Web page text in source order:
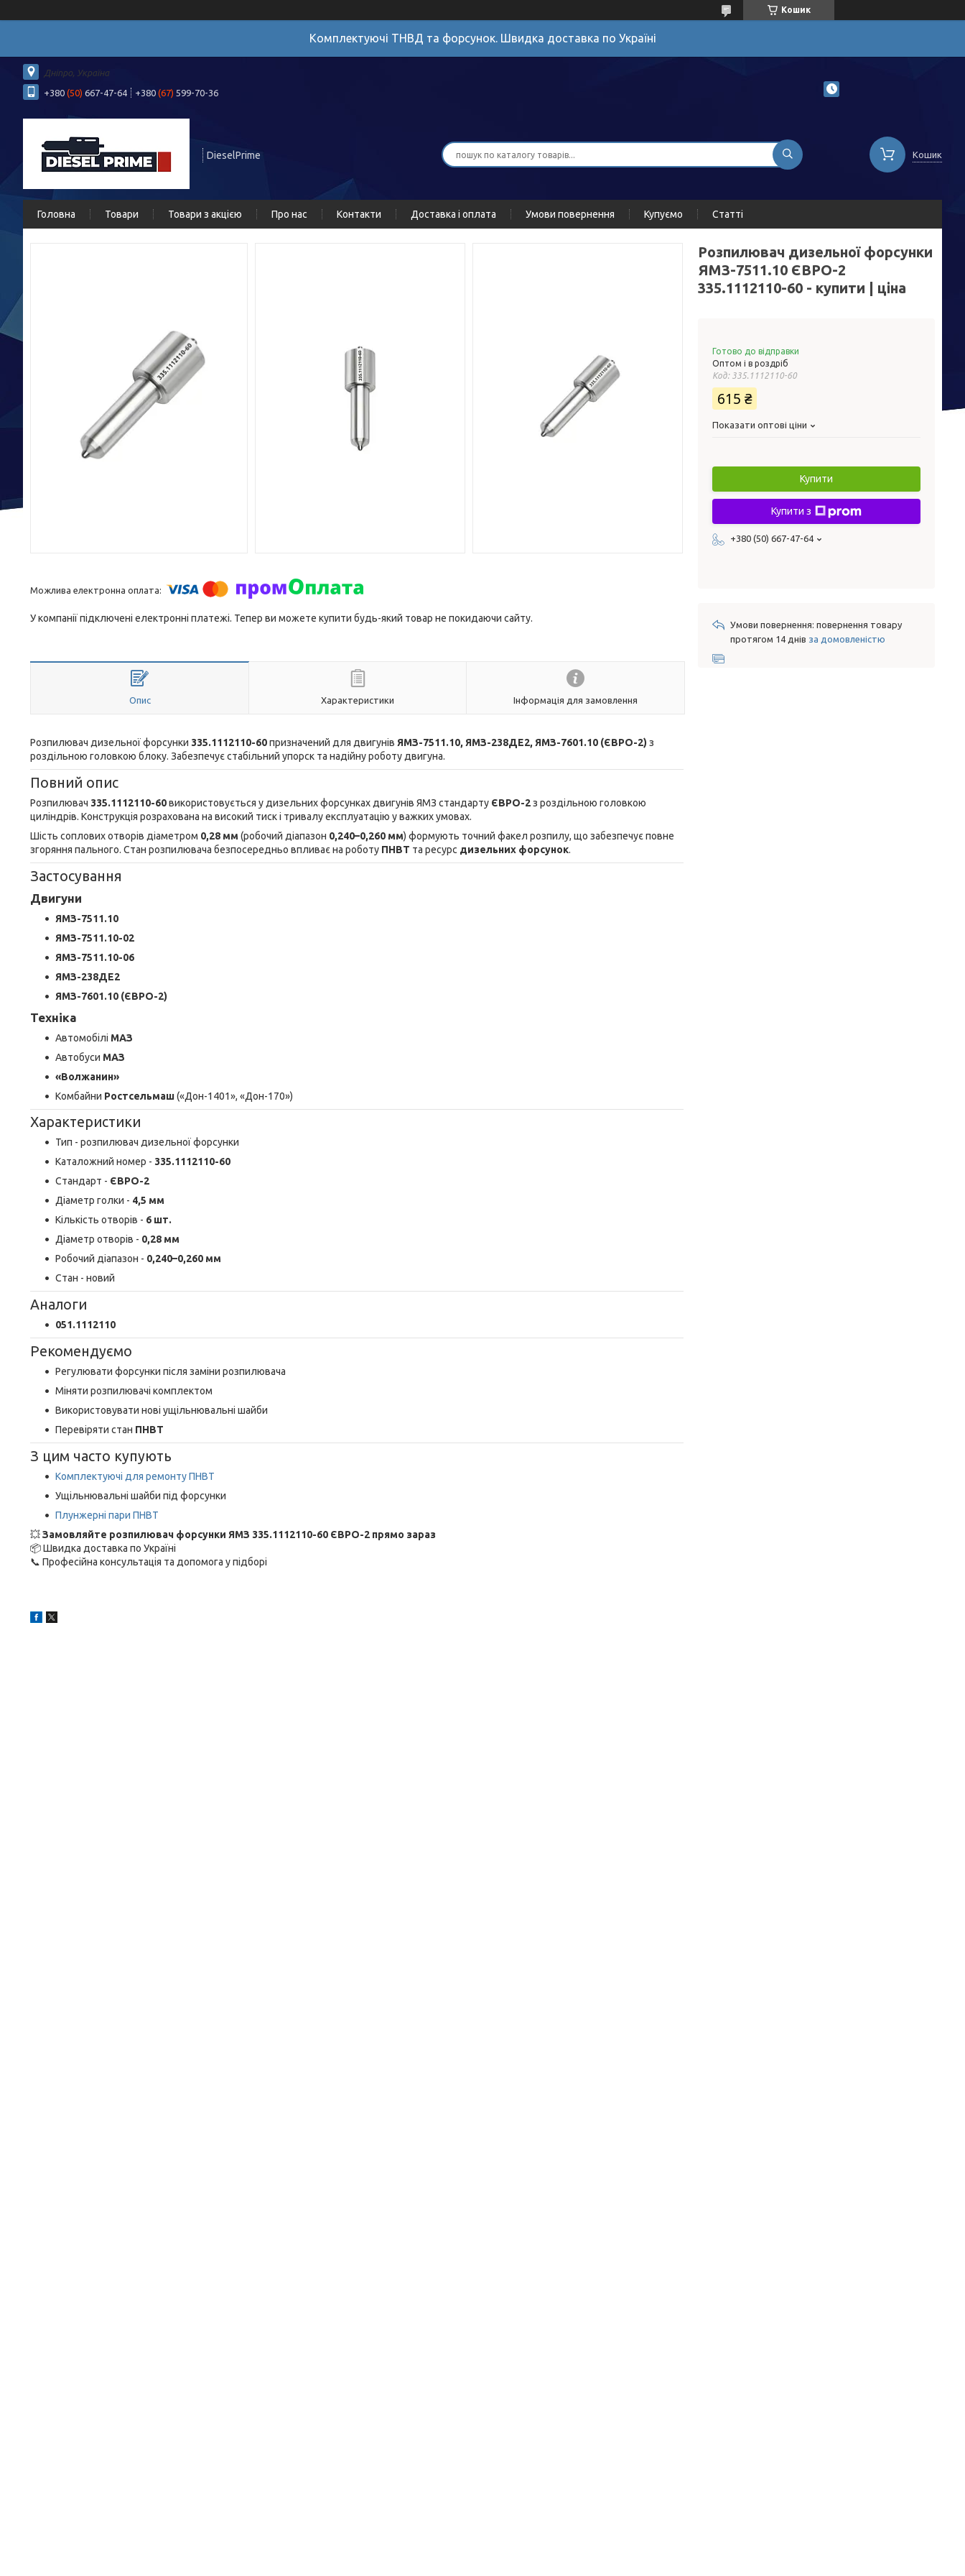
Кошик
Комплектуючі ТНВД та форсунок. Швидка доставка по Україні
Дніпро, Україна
+380 (50) 667-47-64 +380 (67) 599-70-36
DieselPrime Кошик
Головна Товари Товари з акцією Про нас Контакти Доставка і оплата Умови повернення Купуємо Статті
У компанії підключені електронні платежі. Тепер ви можете купити будь-який товар не покидаючи сайту.
Опис Характеристики Інформація для замовлення
Розпилювач дизельної форсунки 335.1112110-60призначений для двигунів ЯМЗ-7511.10, ЯМЗ-238ДЕ2, ЯМЗ-7601.10 (ЄВРО-2) з
роздільною головкою блоку. Забезпечує стабільний упорск та надійну роботу двигуна.
Повний опис
Розпилювач 335.1112110-60використовується у дизельних форсунках двигунів ЯМЗ стандарту ЄВРО-2з роздільною головкою
циліндрів. Конструкція розрахована на високий тиск і тривалу експлуатацію у важких умовах.
Шість соплових отворів діаметром 0,28 мм (робочий діапазон 0,240–0,260 мм) формують точний факел розпилу, що забезпечує повне
згоряння пального. Стан розпилювача безпосередньо впливає на роботу ПНВТ та ресурс дизельних форсунок.
Застосування
Двигуни
ЯМЗ-7511.10
ЯМЗ-7511.10-02
ЯМЗ-7511.10-06
ЯМЗ-238ДЕ2
ЯМЗ-7601.10 (ЄВРО-2)
Техніка
Автомобілі МАЗ
Автобуси МАЗ
«Волжанин»
Комбайни Ростсельмаш(«Дон-1401», «Дон-170»)
Характеристики
Тип - розпилювач дизельної форсунки
Каталожний номер - 335.1112110-60
Стандарт - ЄВРО-2
Діаметр голки - 4,5 мм
Кількість отворів - 6 шт.
Діаметр отворів - 0,28 мм
Робочий діапазон - 0,240–0,260 мм
Стан - новий
Аналоги
051.1112110
Рекомендуємо
Регулювати форсунки після заміни розпилювача
Міняти розпилювачі комплектом
Використовувати нові ущільнювальні шайби
Перевіряти стан ПНВТ
З цим часто купують
Комплектуючі для ремонту ПНВТ
Ущільнювальні шайби під форсунки
Плунжерні пари ПНВТ
💥Замовляйте розпилювач форсунки ЯМЗ 335.1112110-60 ЄВРО-2 прямо зараз
📦 Швидка доставка по Україні
📞 Професійна консультація та допомога у підборі
Розпилювач дизельної форсунки
ЯМЗ-7511.10 ЄВРО-2
335.1112110-60 - купити | ціна
Готово до відправки
Оптом і в роздріб
Код: 335.1112110-60
615 ₴
Показати оптові ціни
Купити
Купити з
+380 (50) 667-47-64
повернення товару
протягом 14 днів за домовленістю